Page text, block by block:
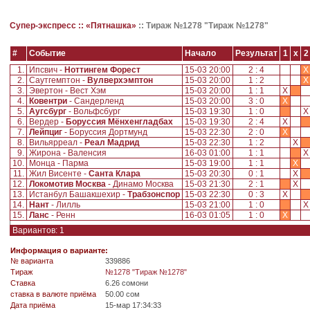
Супер-экспресс :: «Пятнашка» :: Тираж №1278 "Тираж №1278"
# Событие Начало Результат 1 x
2
1.
Ипсвич - Ноттингем Форест 15-03 20:00 2 : 4
X
2. Саутгемптон - Вулверхэмптон 15-03 20:00 1 : 2
X
3. Эвертон - Вест Хэм 15-03 20:00 1 : 1
X
4.
Ковентри - Сандерленд 15-03 20:00 3 : 0
X
5. Аугсбург - Вольфсбург 15-03 19:30 1 : 0
X
6.
Вердер - Боруссия Мёнхенгладбах 15-03 19:30 2 : 4
X
7. Лейпциг - Боруссия Дортмунд 15-03 22:30 2 : 0
X
8.
Вильярреал - Реал Мадрид 15-03 22:30 1 : 2
X
9. Жирона - Валенсия 16-03 01:00 1 : 1
X
10.
Монца - Парма 15-03 19:00 1 : 1
X
11. Жил Висенте - Санта Клара 15-03 20:30 0 : 1
X
12. Локомотив Москва - Динамо Москва 15-03 21:30 2 : 1
X
13.
Истанбул Башакшехир - Трабзонспор 15-03 22:30 0 : 3
X
14.
Нант - Лилль 15-03 21:00 1 : 0
X
15. Ланс - Ренн 16-03 01:05 1 : 0
X
Вариантов: 1
Информация о варианте:
№ варианта
339886
Tираж
№1278 "Тираж №1278"
Ставка
6.26 сомони
ставка в валюте приёма
50.00 сом
Дата приёма
15-мар 17:34:33